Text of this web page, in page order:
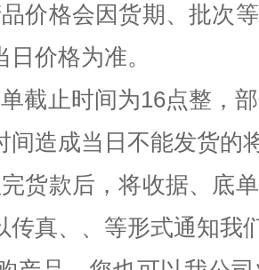
价格会因货期、批次
价格为准。
截止时间为16点整，
间造成当日不能发货的
货款后，将收据、底
传真、、等形式通知我